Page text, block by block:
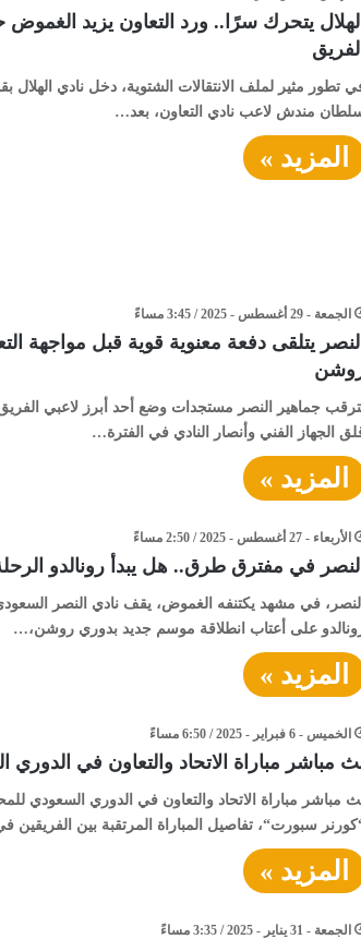
الهلال يتحرك سرًا.. ورد التعاون يزيد
الفريق
تطور مثير لملف الانتقالات الشتوية، دخل نادي الهلال
مندش لاعب نادي التعاون، بعد…
المزيد »
الجمعة - 29 أغسطس - 2025 / 3:45 مساءً
النصر يتلقى دفعة معنوية قوية قبل مواجهة
جماهير النصر مستجدات وضع أحد أبرز لاعبي الفريق
الجهاز الفني وأنصار النادي في الفترة…
المزيد »
الأربعاء - 27 أغسطس - 2025 / 2:50 مساءً
النصر في مفترق طرق.. هل يبدأ رونالدو
النصر، في مشهد يكتنفه الغموض، يقف نادي النصر السعودي
على أعتاب انطلاقة موسم جديد بدوري روشن،…
المزيد »
الخميس - 6 فبراير - 2025 / 6:50 مساءً
مباشر مباراة الاتحاد والتعاون في
مباشر مباراة الاتحاد والتعاون في الدوري السعودي
سبورت“، تفاصيل المباراة المرتقبة بين الفريقين
المزيد »
الجمعة - 31 يناير - 2025 / 3:35 مساءً